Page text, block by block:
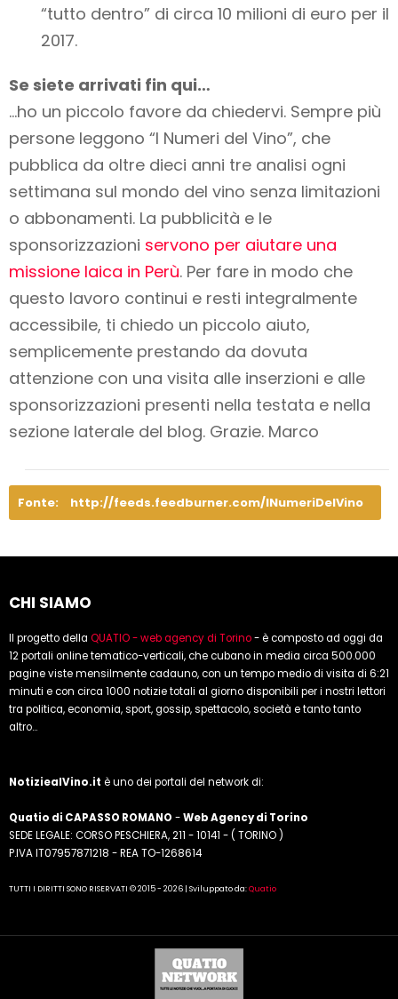
“tutto dentro” di circa 10 milioni di euro per il
2017.
Se siete arrivati fin qui…
…ho un piccolo favore da chiedervi. Sempre più
persone leggono “I Numeri del Vino”, che
pubblica da oltre dieci anni tre analisi ogni
settimana sul mondo del vino senza limitazioni
o abbonamenti. La pubblicità e le
sponsorizzazioni servono per aiutare una
missione laica in Perù. Per fare in modo che
questo lavoro continui e resti integralmente
accessibile, ti chiedo un piccolo aiuto,
semplicemente prestando da dovuta
attenzione con una visita alle inserzioni e alle
sponsorizzazioni presenti nella testata e nella
sezione laterale del blog. Grazie. Marco
Fonte: http://feeds.feedburner.com/INumeriDelVino
CHI SIAMO
Il progetto della QUATIO - web agency di Torino- è composto ad oggi da
12 portali online tematico-verticali, che cubano in media circa 500.000
pagine viste mensilmente cadauno, con un tempo medio di visita di 6:21
minuti e con circa 1000 notizie totali al giorno disponibili per i nostri lettori
tra politica, economia, sport, gossip, spettacolo, società e tanto tanto
altro...
NotiziealVino.it è uno dei portali del network di:
Quatio di CAPASSO ROMANO -Web Agency di Torino
SEDE LEGALE: CORSO PESCHIERA, 211 - 10141 - ( TORINO )
P.IVA IT07957871218 - REA TO-1268614
TUTTI I DIRITTI SONO RISERVATI © 2015 - 2026 | Sviluppato da:Quatio